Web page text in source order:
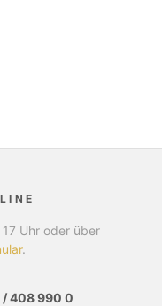
Uhr oder über
.
408 990 0